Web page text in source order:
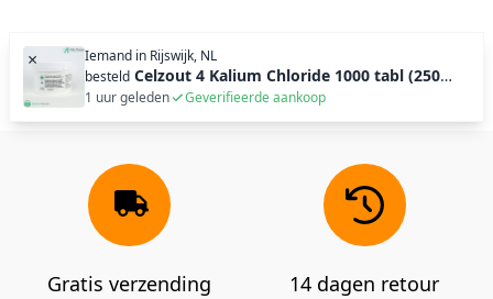
× Iemand in Rijswijk, NL
besteld Celzout 4 Kalium Chloride 1000 tabl (250g)
1 uur geleden Geverifieerde aankoop
Gratis verzending
14 dagen retour